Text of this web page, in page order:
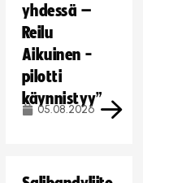
yhdessä –
Reilu
Aikuinen -
pilotti
käynnistyy”
05.08.2026